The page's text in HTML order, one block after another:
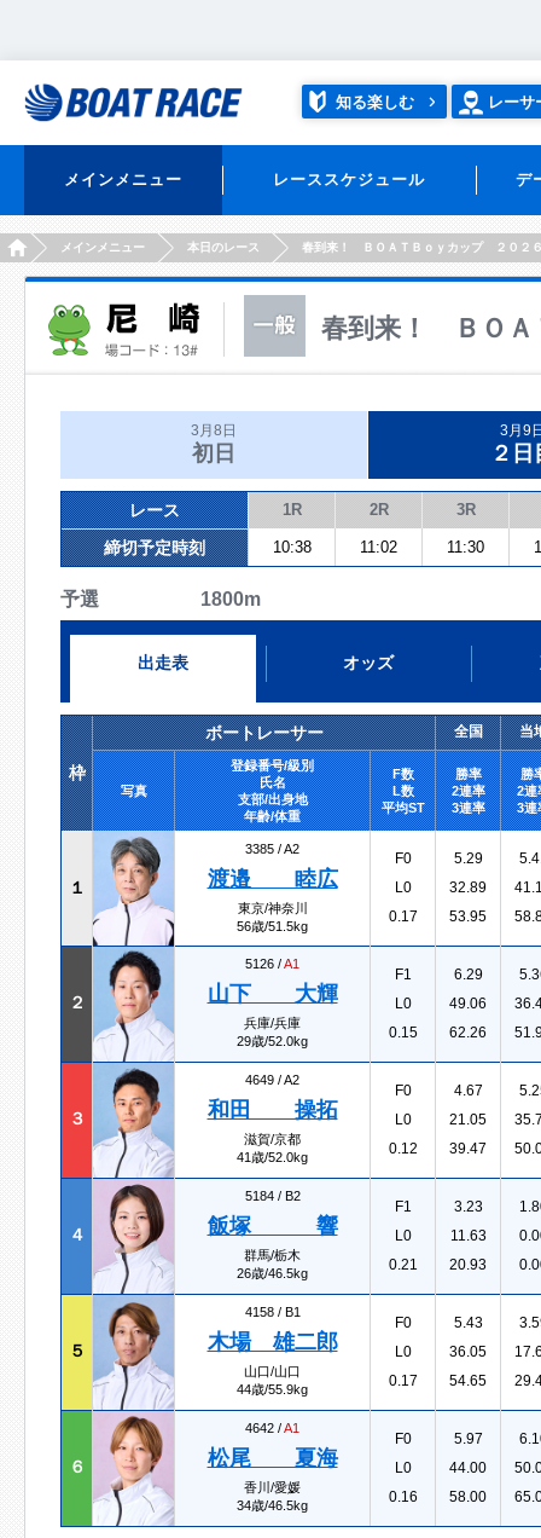
知る楽しむ レーサ
メインメニュー レーススケジュール デ
HOMEメインメニュー 本日のレース 春到来！ ＢＯＡＴＢｏｙカップ ２０２
春到来！ ＢＯ
3月8日
初日
3月9
２日
レース 1R 2R 3R
締切予定時刻 10:38 11:02 11:30
予選 1800m
出走表 オッズ
枠
ボートレーサー 全国 当
写真
登録番号/級別
氏名
支部/出身地
年齢/体重
F数
L数
平均ST
勝率
2連率
3連率
勝
2連
3連
１
3385 /A2
渡邉 睦広
東京/神奈川
56歳/51.5kg
F0
L0
0.17
5.29
32.89
53.95
２
5126 /A1
山下 大輝
兵庫/兵庫
29歳/52.0kg
F1
L0
0.15
6.29
49.06
62.26
３
4649 /A2
和田 操拓
滋賀/京都
41歳/52.0kg
F0
L0
0.12
4.67
21.05
39.47
４
5184 / B2
飯塚 響
群馬/栃木
26歳/46.5kg
F1
L0
0.21
3.23
11.63
20.93
５
4158 / B1
木場 雄二郎
山口/山口
44歳/55.9kg
F0
L0
0.17
5.43
36.05
54.65
６
4642 /A1
松尾 夏海
香川/愛媛
34歳/46.5kg
F0
L0
0.16
5.97
44.00
58.00